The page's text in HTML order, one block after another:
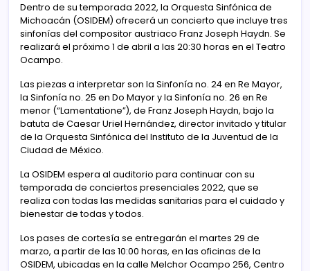
Dentro de su temporada 2022, la Orquesta Sinfónica de
Michoacán (OSIDEM) ofrecerá un concierto que incluye tres
sinfonías del compositor austriaco Franz Joseph Haydn. Se
realizará el próximo 1 de abril a las 20:30 horas en el Teatro
Ocampo.
Las piezas a interpretar son la Sinfonía no. 24 en Re Mayor,
la Sinfonía no. 25 en Do Mayor y la Sinfonía no. 26 en Re
menor (“Lamentatione”), de Franz Joseph Haydn, bajo la
batuta de Caesar Uriel Hernández, director invitado y titular
de la Orquesta Sinfónica del Instituto de la Juventud de la
Ciudad de México.
La OSIDEM espera al auditorio para continuar con su
temporada de conciertos presenciales 2022, que se
realiza con todas las medidas sanitarias para el cuidado y
bienestar de todas y todos.
Los pases de cortesía se entregarán el martes 29 de
marzo, a partir de las 10:00 horas, en las oficinas de la
OSIDEM, ubicadas en la calle Melchor Ocampo 256, Centro